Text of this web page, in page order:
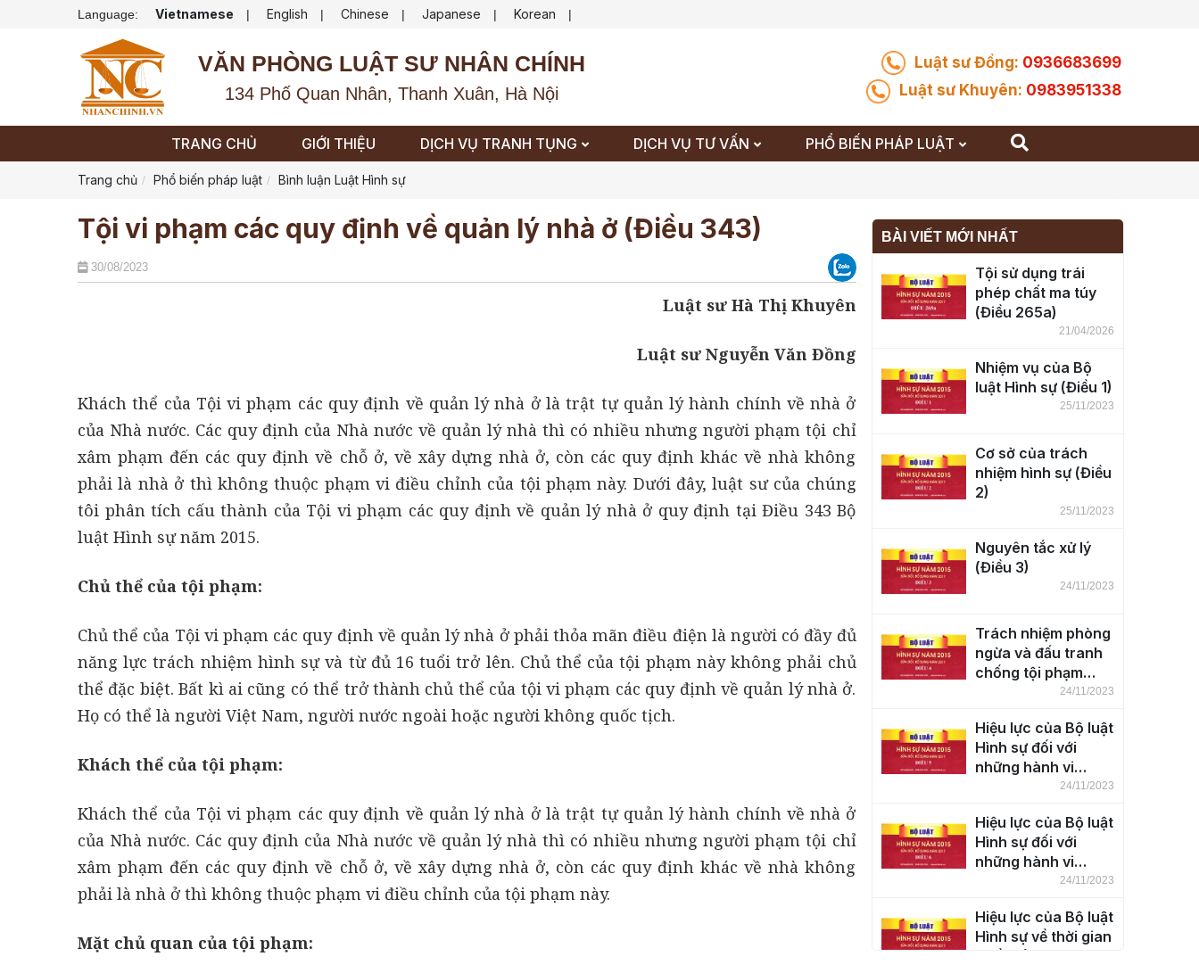
Language: Vietnamese | English | Chinese | Japanese | Korean |
VĂN PHÒNG LUẬT SƯ NHÂN CHÍNH
134 Phố Quan Nhân, Thanh Xuân, Hà Nội
Luật sư Đồng: 0936683699
Luật sư Khuyên: 0983951338
TRANG CHỦ GIỚI THIỆU DỊCH VỤ TRANH TỤNG DỊCH VỤ TƯ VẤN PHỔ BIẾN PHÁP LUẬT
Trang chủ Phổ biến pháp luật Bình luận Luật Hình sự
Tội vi phạm các quy định về quản lý nhà ở (Điều 343)
30/08/2023
Luật sư Hà Thị Khuyên
Luật sư Nguyễn Văn Đồng
Khách thể của Tội vi phạm các quy định về quản lý nhà ở là trật tự quản lý hành chính về nhà ở
của Nhà nước. Các quy định của Nhà nước về quản lý nhà thì có nhiều nhưng người phạm tội chỉ
xâm phạm đến các quy định về chỗ ở, về xây dựng nhà ở, còn các quy định khác về nhà không
phải là nhà ở thì không thuộc phạm vi điều chỉnh của tội phạm này. Dưới đây, luật sư của chúng
tôi phân tích cấu thành của Tội vi phạm các quy định về quản lý nhà ở quy định tại Điều 343 Bộ
luật Hình sự năm 2015.
Chủ thể của tội phạm:
Chủ thể của Tội vi phạm các quy định về quản lý nhà ở phải thỏa mãn điều điện là người có đầy đủ
năng lực trách nhiệm hình sự và từ đủ 16 tuổi trở lên. Chủ thể của tội phạm này không phải chủ
thể đặc biệt. Bất kì ai cũng có thể trở thành chủ thể của tội vi phạm các quy định về quản lý nhà ở.
Họ có thể là người Việt Nam, người nước ngoài hoặc người không quốc tịch.
Khách thể của tội phạm:
Khách thể của Tội vi phạm các quy định về quản lý nhà ở là trật tự quản lý hành chính về nhà ở
của Nhà nước. Các quy định của Nhà nước về quản lý nhà thì có nhiều nhưng người phạm tội chỉ
xâm phạm đến các quy định về chỗ ở, về xây dựng nhà ở, còn các quy định khác về nhà không
phải là nhà ở thì không thuộc phạm vi điều chỉnh của tội phạm này.
Mặt chủ quan của tội phạm:
BÀI VIẾT MỚI NHẤT
Tội sử dụng trái
phép chất ma túy
(Điều 265a)
21/04/2026
Nhiệm vụ của Bộ
luật Hình sự (Điều 1)
25/11/2023
Cơ sở của trách
nhiệm hình sự (Điều
2)
25/11/2023
Nguyên tắc xử lý
(Điều 3)
24/11/2023
Trách nhiệm phòng
ngừa và đấu tranh
chống tội phạm
24/11/2023
Hiệu lực của Bộ luật
Hình sự đối với
những hành vi
phạm tội trên lãnh
xã hội chủ nghĩa
Việt Nam (Điều 5)
24/11/2023
Hiệu lực của Bộ luật
Hình sự đối với
những hành vi
phạm tội ở ngoài
hòa xã hội chủ
nghĩa Việt Nam
24/11/2023
Hiệu lực của Bộ luật
Hình sự về thời gian
(Điều 7)